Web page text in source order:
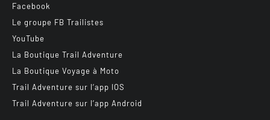
Facebook
Le groupe FB Trailistes
YouTube
La Boutique Trail Adventure
La Boutique Voyage à Moto
Trail Adventure sur l’app IOS
Trail Adventure sur l’app Android